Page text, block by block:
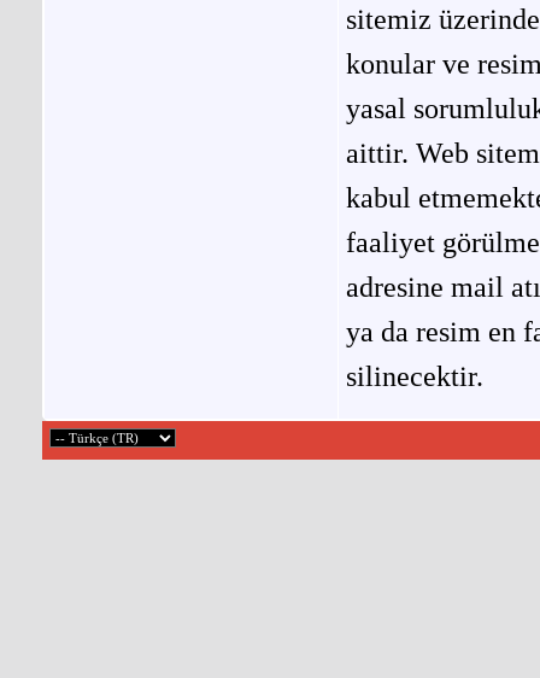
sitemiz
konular ve
yasal
aittir. Web
kabul
faaliyet
adresine mail
ya da resim en
silinecektir.